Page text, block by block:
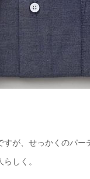
が、せっかくのパー
しく。